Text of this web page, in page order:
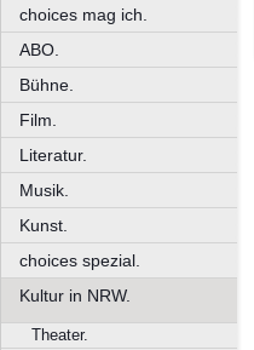
choices mag ich.
ABO.
Bühne.
Film.
Literatur.
Musik.
Kunst.
choices spezial.
Kultur in NRW.
Theater.